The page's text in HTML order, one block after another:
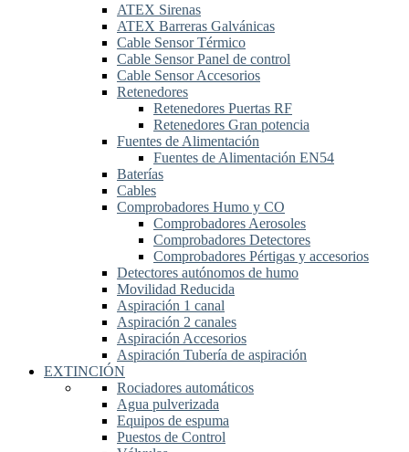
ATEX Sirenas
ATEX Barreras Galvánicas
Cable Sensor Térmico
Cable Sensor Panel de control
Cable Sensor Accesorios
Retenedores
Retenedores Puertas RF
Retenedores Gran potencia
Fuentes de Alimentación
Fuentes de Alimentación EN54
Baterías
Cables
Comprobadores Humo y CO
Comprobadores Aerosoles
Comprobadores Detectores
Comprobadores Pértigas y accesorios
Detectores autónomos de humo
Movilidad Reducida
Aspiración 1 canal
Aspiración 2 canales
Aspiración Accesorios
Aspiración Tubería de aspiración
EXTINCIÓN
Rociadores automáticos
Agua pulverizada
Equipos de espuma
Puestos de Control